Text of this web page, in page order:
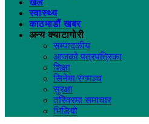
खेल
स्वास्थ्य
काठमाडौं खबर
अन्य क्याटागोरी
सम्पादकीय
आजको पत्रपत्रिका
शिक्षा
सिनेमा/रंगमञ्च
सुरक्षा
तस्विरमा समाचार
भिडियो